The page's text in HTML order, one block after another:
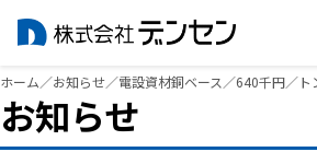
内
容
を
ホーム／お知らせ／電設資材銅ベース ／640千円／ト
お知らせ